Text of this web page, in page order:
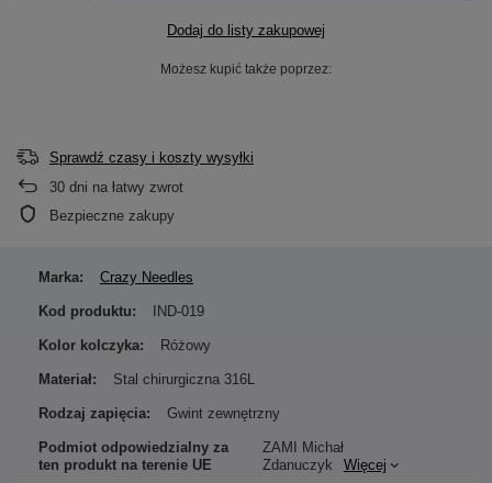
Dodaj do listy zakupowej
Możesz kupić także poprzez:
Sprawdź czasy i koszty wysyłki
30 dni na łatwy zwrot
Bezpieczne zakupy
Marka: Crazy Needles
Kod produktu: IND-019
Kolor kolczyka: Różowy
Materiał: Stal chirurgiczna 316L
Rodzaj zapięcia: Gwint zewnętrzny
Podmiot odpowiedzialny za
ten produkt na terenie UE
ZAMI Michał
Zdanuczyk
Więcej